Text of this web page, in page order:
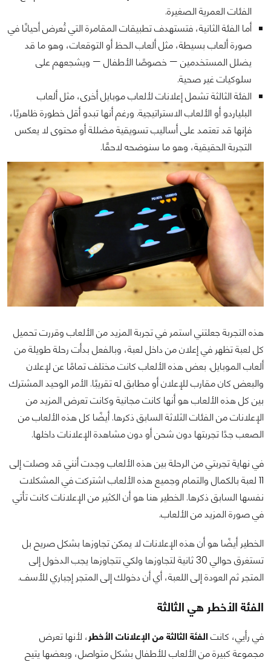
الفئات العمرية الصغيرة.
أما الفئة الثانية، فتستهدف تطبيقات المقامرة التي تُعرض أحيانًا في
صورة ألعاب بسيطة، مثل ألعاب الحظ أو التوقعات، وهو ما قد
يضلل المستخدمين — خصوصًا الأطفال — ويشجعهم على
سلوكيات غير صحية.
الفئة الثالثة تشمل إعلانات لألعاب موبايل أخرى، مثل ألعاب
البلياردو أو الألعاب الاستراتيجية. ورغم أنها تبدو أقل خطورة ظاهريًا،
فإنها قد تعتمد على أساليب تسويقية مضللة أو محتوى لا يعكس
التجربة الحقيقية، وهو ما سنوضحه لاحقًا.
هذه التجربة جعلتني استمر في تجربة المزيد من الألعاب وقررت تحميل
كل لعبة تظهر في إعلان من داخل لعبة، وبالفعل بدأت رحلة طويلة من
ألعاب الموبايل. بعض هذه الألعاب كانت مختلف تمامًا عن لإعلان
والبعض كان مقارب للإعلان أو مطابق له تقريبًا. الأمر الوحيد المشترك
بين كل هذه الألعاب هو أنها كانت مجانية وكانت تعرض المزيد من
الإعلانات من الفئات الثلاثة السابق ذكرها. أيضًا كل هذه الألعاب من
الصعب جدًا تجربتها دون شحن أو دون مشاهدة الإعلانات داخلها.
في نهاية تجربتي من الرحلة بين هذه الألعاب وجدت أنني قد وصلت إلى
11 لعبة بالكمال والتمام وجميع هذه الألعاب اشتركت في المشكلات
نفسها السابق ذكرها. الخطير هنا هو أن الكثير من الإعلانات كانت تأتي
في صورة المزيد من الألعاب.
الخطير أيضًا هو أن هذه الإعلانات لا يمكن تجاوزها بشكل صريح بل
تستغرق حوالي 30 ثانية لتجاوزها ولكي تتجاوزها يجب الدخول إلى
المتجر ثم العودة إلى اللعبة، أي أن دخولك إلى المتجر إجباري للأسف.
الفئة الأخطر هي الثالثة
في رأيي، كانت الفئة الثالثة من الإعلانات الأخطر ، لأنها تعرض
مجموعة كبيرة من الألعاب للأطفال بشكل متواصل، وبعضها يتيح